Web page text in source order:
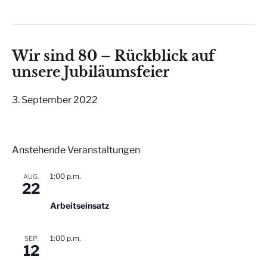
Wir sind 80 – Rückblick auf
unsere Jubiläumsfeier
3. September 2022
Anstehende Veranstaltungen
AUG.
22
1:00 p.m.
Arbeitseinsatz
SEP.
12
1:00 p.m.